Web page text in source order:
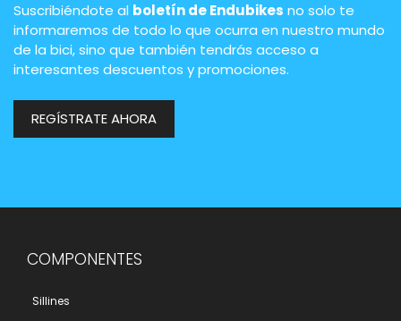
Suscribiéndote al boletín de Endubikes no solo te
informaremos de todo lo que ocurra en nuestro mundo
de la bici, sino que también tendrás acceso a
interesantes descuentos y promociones.
REGÍSTRATE AHORA
COMPONENTES
Sillines